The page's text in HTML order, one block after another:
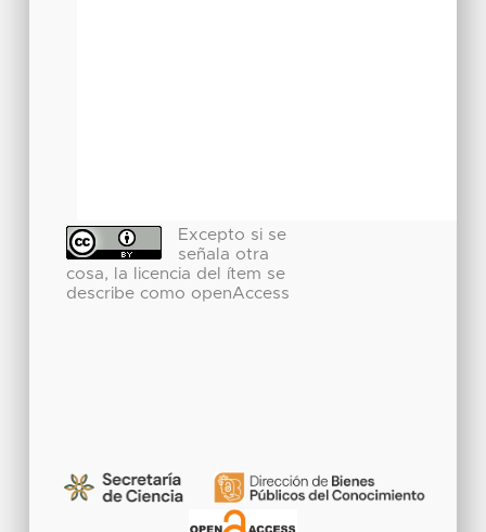
Excepto si se
señala otra
cosa, la licencia del ítem se
describe como openAccess